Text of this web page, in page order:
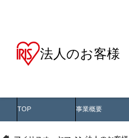
法人のお客様
TOP 事業概要